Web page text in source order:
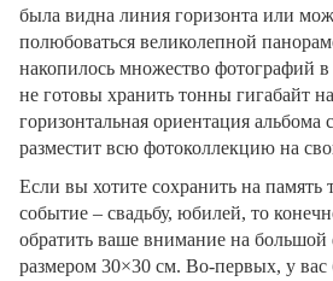
была видна линия горизонта или
полюбоваться великолепной
накопилось множество фотографий
не готовы хранить тонны гигабайт
горизонтальная ориентация альбома
разместит всю фотоколлекцию на
Если вы хотите сохранить на память
событие – свадьбу, юбилей, то
обратить ваше внимание на
размером 30×30 см. Во-первых, у вас